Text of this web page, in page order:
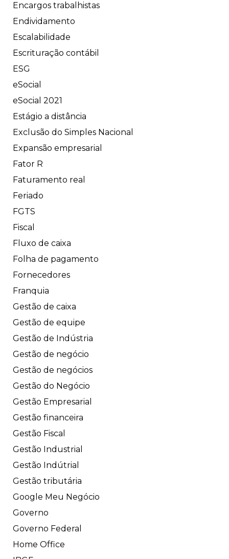
Encargos trabalhistas
Endividamento
Escalabilidade
Escrituração contábil
ESG
eSocial
eSocial 2021
Estágio a distância
Exclusão do Simples Nacional
Expansão empresarial
Fator R
Faturamento real
Feriado
FGTS
Fiscal
Fluxo de caixa
Folha de pagamento
Fornecedores
Franquia
Gestão de caixa
Gestão de equipe
Gestão de Indústria
Gestão de negócio
Gestão de negócios
Gestão do Negócio
Gestão Empresarial
Gestão financeira
Gestão Fiscal
Gestão Industrial
Gestão Indútrial
Gestão tributária
Google Meu Negócio
Governo
Governo Federal
Home Office